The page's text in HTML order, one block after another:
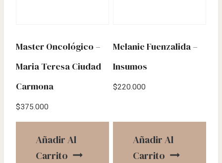
Master Oncológico –
Maria Teresa Ciudad
Carmona
$375.000
Añadir Al
Carrito
Melanie Fuenzalida –
Insumos
$220.000
Añadir Al
Carrito